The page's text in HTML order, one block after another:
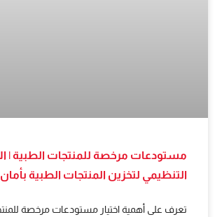
مستودعات مرخصة للمنتجات الطبية |
التنظيمي لتخزين المنتجات الطبية بأمان
تعرف على أهمية اختيار مستودعات مرخصة